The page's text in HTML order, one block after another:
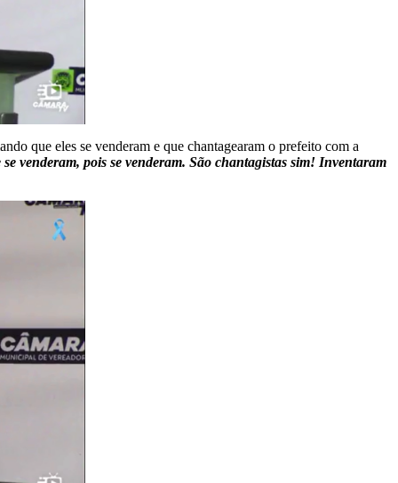
que eles se venderam e que chantagearam o prefeito com a
venderam, pois se venderam. São chantagistas sim! Inventaram